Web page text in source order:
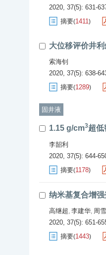
2020, 37(5): 631-
摘要(1411)
大位移评价井
索海钊
2020, 37(5): 638-
摘要(1289)
固井液
1.15 g/cm3超低
李韶利
2020, 37(5): 644-
摘要(1178)
纳米基复合增
高继超, 李建华, 周雪
2020, 37(5): 651-
摘要(1443)